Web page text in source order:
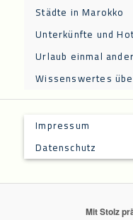
Städte in Marokko
Unterkünfte und
Urlaub einmal
Wissenswertes
Impressum
Datenschutz
Mit Stolz